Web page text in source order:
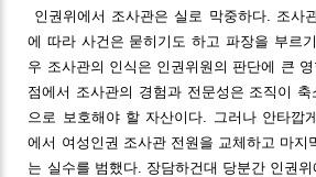
인권위에서 조사관은 실로 막중하다. 조사
에 따라 사건은 묻히기도 하고 파장을 부르
우 조사관의 인식은 인권위원의 판단에 큰
점에서 조사관의 경험과 전문성은 조직이
으로 보호해야 할 자산이다. 그러나 안타깝
에서 여성인권 조사관 전원을 교체하고 마지
는 실수를 범했다. 장담하건대 당분간 인권